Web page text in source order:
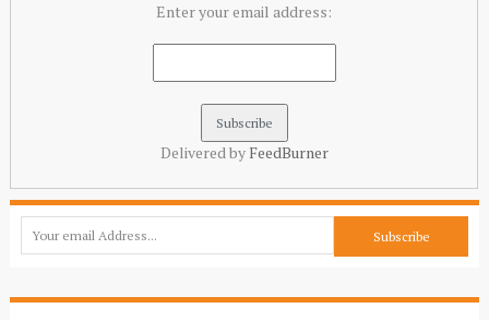
Enter your email address:
Delivered by FeedBurner